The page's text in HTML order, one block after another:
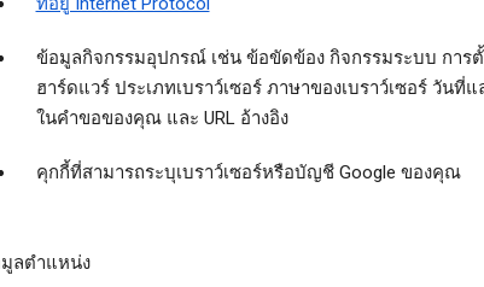
ข้อมูลกิจกรรมอุปกรณ์ เช่น ข้อขัดข้อง กิจกรรมระบบ การ
ฮาร์ดแวร์ ประเภทเบราว์เซอร์ ภาษาของเบราว์เซอร์ วันที่แ
ในคำขอของคุณ และ URL อ้างอิง
คุกกี้ที่สามารถระบุเบราว์เซอร์หรือบัญชี Google ของคุณ
ลตำแหน่ง